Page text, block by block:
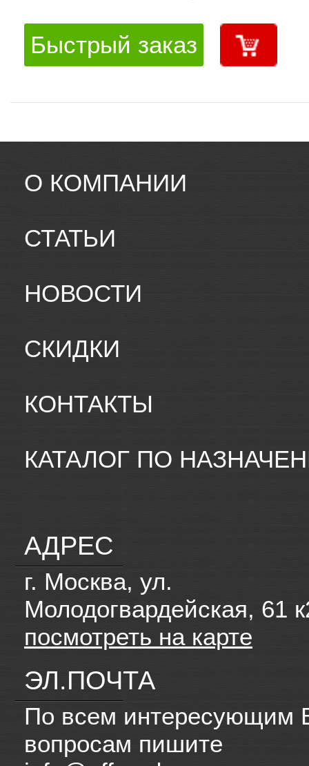
Быстрый заказ
О КОМПАНИИ
СТАТЬИ
НОВОСТИ
СКИДКИ
КОНТАКТЫ
КАТАЛОГ ПО
АДРЕС
г. Москва, ул.
Молодогвардейская, 61
посмотреть на карте
ЭЛ.ПОЧТА
По всем интересующим
вопросам пишите